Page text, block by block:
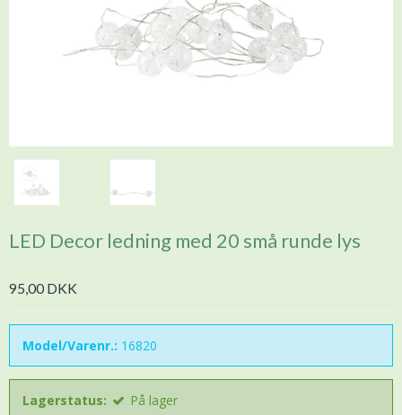
LED Decor ledning med 20 små runde lys
95,00 DKK
Model/Varenr.: 16820
Lagerstatus: På lager